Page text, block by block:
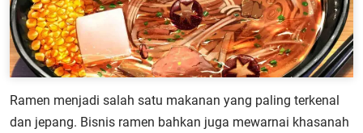
Ramen menjadi salah satu makanan yang paling terkenal
dan jepang. Bisnis ramen bahkan juga mewarnai khasanah